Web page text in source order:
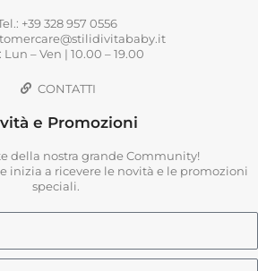
+39 328 957 0556
Lun – Ven | 10.00 – 19.00
CONTATTI
e Promozioni
della nostra grande Community!
inizia a ricevere le novità e le promozioni
speciali.